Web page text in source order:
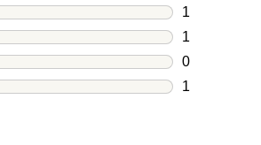
7 avis avec
1
1 avis avec
1
1 avis avec
0
0 avis avec
1